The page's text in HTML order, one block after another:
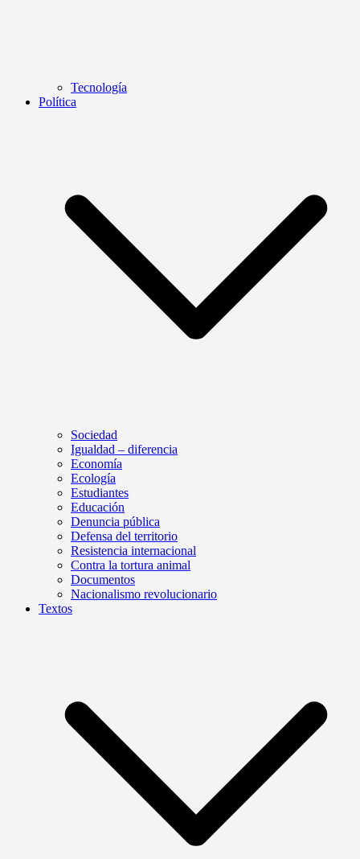
Tecnología
Política
Sociedad
Igualdad – diferencia
Economía
Ecología
Estudiantes
Educación
Denuncia pública
Defensa del territorio
Resistencia internacional
Contra la tortura animal
Documentos
Nacionalismo revolucionario
Textos